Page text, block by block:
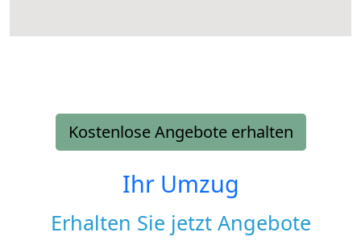
Kostenlose Angebote erhalten
Ihr Umzug
Erhalten Sie jetzt Angebote